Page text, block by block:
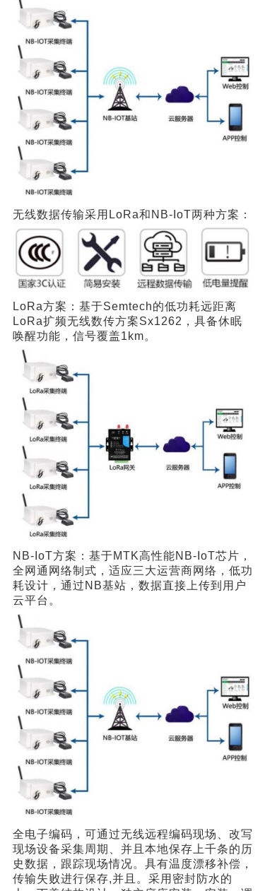
无线数据传输采用LoRa和NB-IoT两种方案：
LoRa方案：基于Semtech的低功耗远距离
LoRa扩频无线数传方案Sx1262，具备休眠
唤醒功能，信号覆盖1km。
NB-IoT方案：基于MTK高性能NB-IoT芯片，
全网通网络制式，适应三大运营商网络，低功
耗设计，通过NB基站，数据直接上传到用户
云平台。
全电子编码，可通过无线远程编码现场、改写
现场设备采集周期、并且本地保存上千条的历
史数据，跟踪现场情况。具有温度漂移补偿，
传输失败进行保存,并且。采用密封防水的